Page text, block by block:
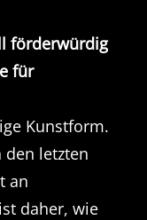
förderwürdig
für
Kunstform.
den letzten
an
daher, wie